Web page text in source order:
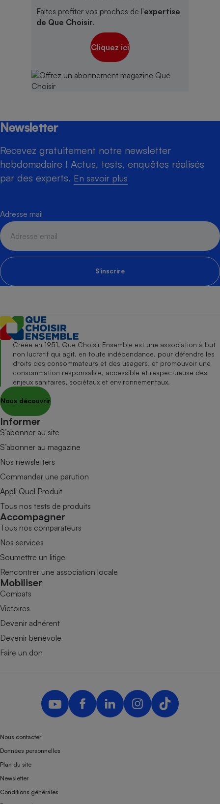
Faites profiter vos proches de l'expertise
de Que Choisir.
Cliquez ici
Newsletter
Recevez gratuitement notre newsletter
hebdomadaire ! Actus, tests, enquêtes réalisés
par des experts. En savoir plus
Adresse mail
S'inscrire
Créée en 1951, Que Choisir Ensemble est une association à but
non lucratif qui agit, en toute indépendance, pour défendre les
droits des consommateurs et des usagers, et promouvoir une
consommation responsable, accessible et respectueuse des
enjeux sanitaires, sociétaux et environnementaux.
Nous découvrir
Informer
S’abonner au site
S’abonner au magazine
Nos newsletters
Commander une parution
Appli Quel Produit
Tous nos tests de produits
Accompagner
Tous nos comparateurs
Nos services
Soumettre un litige
Rencontrer une association locale
Mobiliser
Combats
Victoires
Devenir adhérent
Devenir bénévole
Faire un don
Nous contacter
Données personnelles
Plan du site
Newsletter
Conditions générales